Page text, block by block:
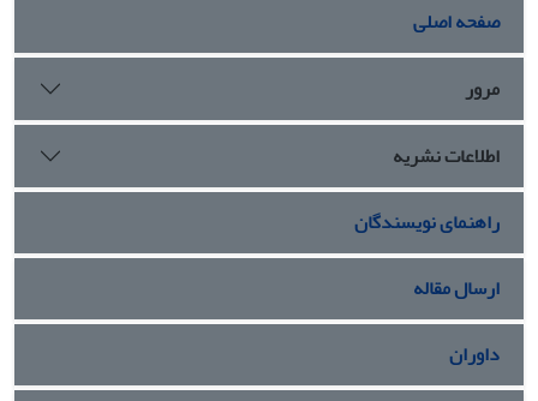
صفحه اصلی
مرور
اطلاعات نشریه
راهنمای نویسندگان
ارسال مقاله
داوران